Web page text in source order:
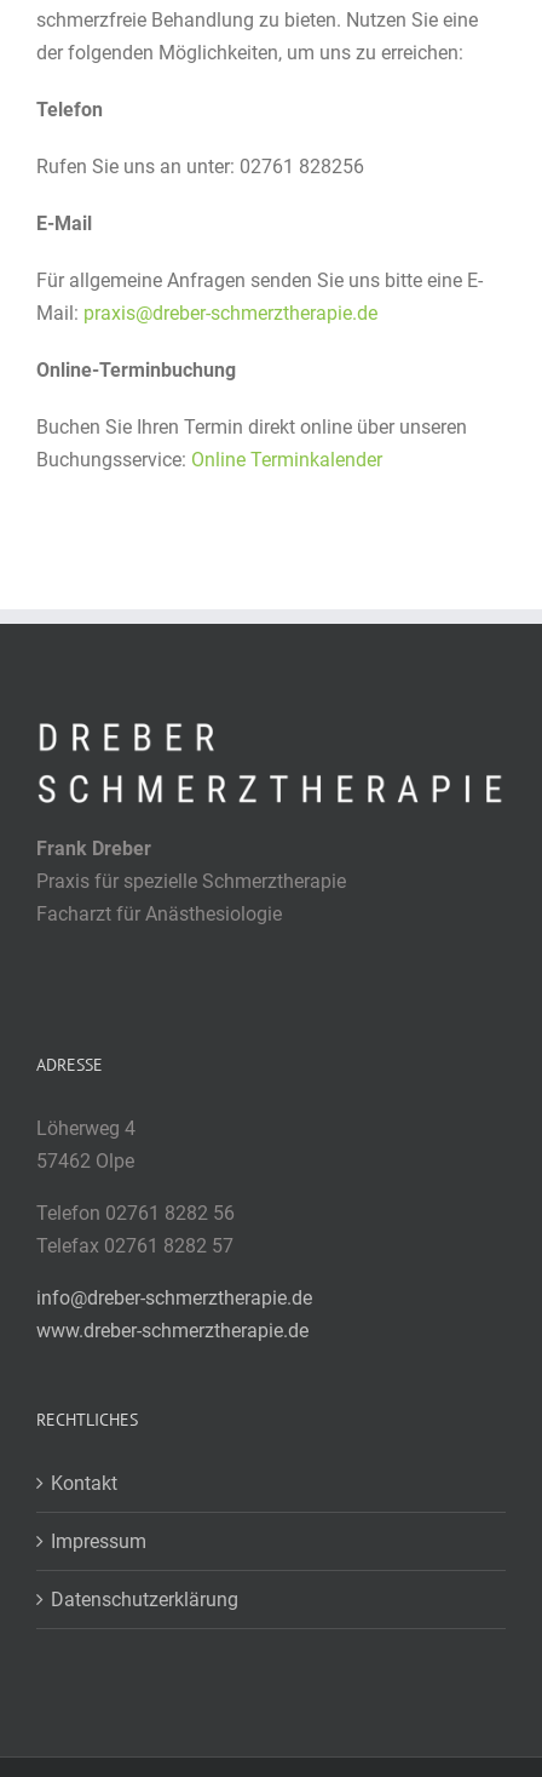
schmerzfreie Behandlung zu bieten. Nutzen Sie eine
der folgenden Möglichkeiten, um uns zu erreichen:
Telefon
Rufen Sie uns an unter: 02761 828256
E-Mail
Für allgemeine Anfragen senden Sie uns bitte eine E-
Mail: praxis@dreber-schmerztherapie.de
Online-Terminbuchung
Buchen Sie Ihren Termin direkt online über unseren
Buchungsservice: Online Terminkalender
Frank Dreber
Praxis für spezielle Schmerztherapie
Facharzt für Anästhesiologie
ADRESSE
Löherweg 4
57462 Olpe
Telefon 02761 8282 56
Telefax 02761 8282 57
info@dreber-schmerztherapie.de
www.dreber-schmerztherapie.de
RECHTLICHES
Kontakt
Impressum
Datenschutzerklärung